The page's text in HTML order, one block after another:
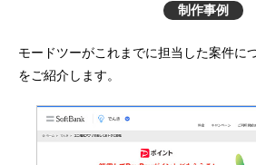
制作事例
モードツーがこれまでに担当した案件に
をご紹介します。